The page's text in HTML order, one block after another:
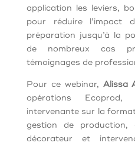
application les leviers,
pour réduire l’impact
préparation jusqu’à la
de nombreux cas
témoignages de
Pour ce webinar, Alissa
opérations
intervenante sur la
gestion de production,
décorateur et